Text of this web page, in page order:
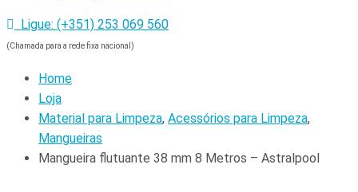
Ligue: (+351) 253 069 560
(Chamada para a rede fixa nacional)
Home
Loja
Material para Limpeza, Acessórios para Limpeza,
Mangueiras
Mangueira flutuante 38 mm 8 Metros – Astralpool